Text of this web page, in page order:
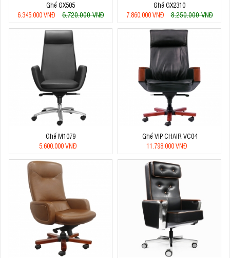
Ghế GX505
6.345.000 VNĐ
6.720.000 VNĐ
Ghế GX2310
7.860.000 VNĐ
8.250.000 VNĐ
Ghế M1079
5.600.000 VNĐ
Ghế VIP CHAIR VC04
11.798.000 VNĐ